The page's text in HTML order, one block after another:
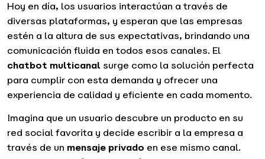
Hoy en día, los usuarios interactúan a través de
diversas plataformas, y esperan que las empresas
estén a la altura de sus expectativas, brindando una
comunicación fluida en todos esos canales. El
chatbot multicanal surge como la solución perfecta
para cumplir con esta demanda y ofrecer una
experiencia de calidad y eficiente en cada momento.
Imagina que un usuario descubre un producto en su
red social favorita y decide escribir a la empresa a
través de un mensaje privado en ese mismo canal.